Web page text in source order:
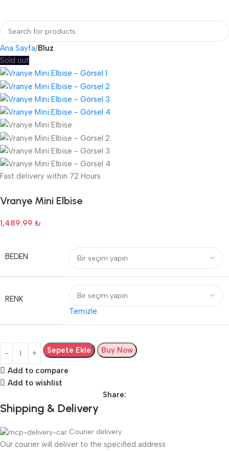
Ana Sayfa Bluz
Sold out
Fast delivery within 72 Hours
Vranye Mini Elbise
1,489.99 ₺
BEDEN
RENK
Temizle
Sepete Ekle Buy Now
Add to compare
Add to wishlist
Share:
Shipping & Delivery
Courier delivery
Our courier will deliver to the specified address